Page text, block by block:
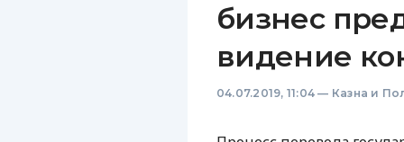
бизнес
видение
04.07.2019, 11:04 — Казна и